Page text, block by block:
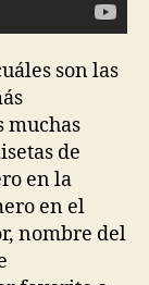
son las
muchas
de
en la
en el
nombre del